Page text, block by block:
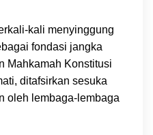
kali menyinggung
fondasi jangka
Mahkamah Konstitusi
ditafsirkan sesuka
oleh lembaga-lembaga